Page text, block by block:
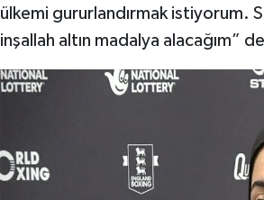
ülkemi gururlandırmak istiyorum.
inşallah altın madalya alacağım”